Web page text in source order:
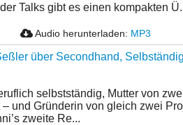
Talks gibt es einen kompakten
Audio herunterladen: MP3
über Secondhand,
selbstständig, Mutter von
und Gründerin von gleich zwei
zweite Re...